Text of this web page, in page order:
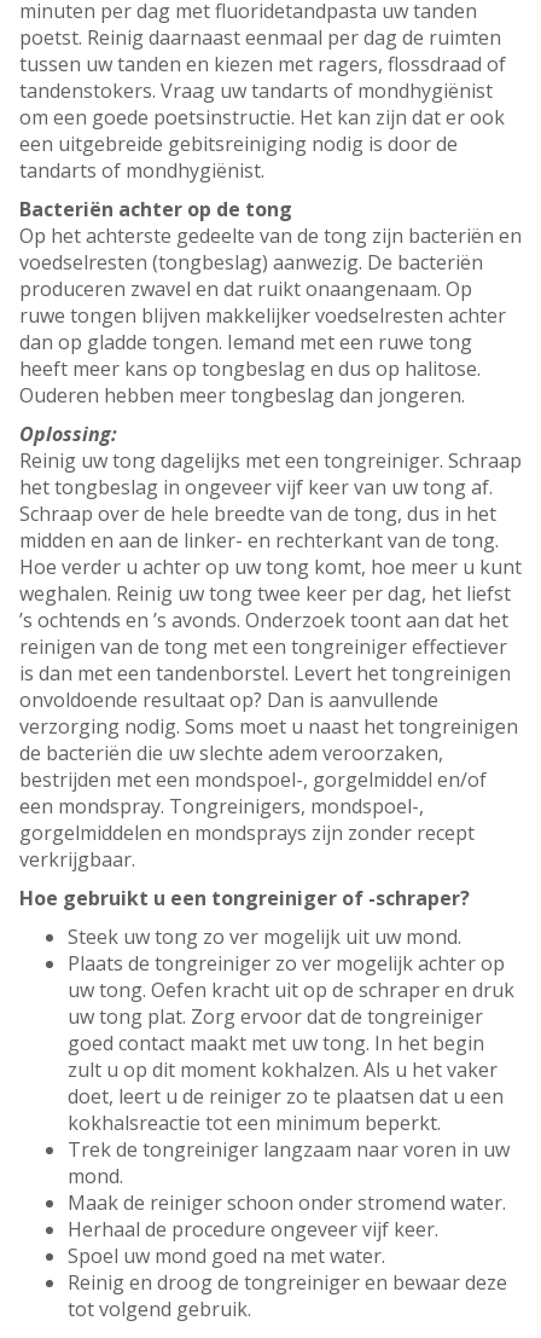
minuten per dag met fluoridetandpasta uw tanden
poetst. Reinig daarnaast eenmaal per dag de ruimten
tussen uw tanden en kiezen met ragers, flossdraad of
tandenstokers. Vraag uw tandarts of mondhygiënist
om een goede poetsinstructie. Het kan zijn dat er ook
een uitgebreide gebitsreiniging nodig is door de
tandarts of mondhygiënist.
Bacteriën achter op de tong
Op het achterste gedeelte van de tong zijn bacteriën en
voedselresten (tongbeslag) aanwezig. De bacteriën
produceren zwavel en dat ruikt onaangenaam. Op
ruwe tongen blijven makkelijker voedselresten achter
dan op gladde tongen. Iemand met een ruwe tong
heeft meer kans op tongbeslag en dus op halitose.
Ouderen hebben meer tongbeslag dan jongeren.
Oplossing:
Reinig uw tong dagelijks met een tongreiniger. Schraap
het tongbeslag in ongeveer vijf keer van uw tong af.
Schraap over de hele breedte van de tong, dus in het
midden en aan de linker- en rechterkant van de tong.
Hoe verder u achter op uw tong komt, hoe meer u kunt
weghalen. Reinig uw tong twee keer per dag, het liefst
’s ochtends en ’s avonds. Onderzoek toont aan dat het
reinigen van de tong met een tongreiniger effectiever
is dan met een tandenborstel. Levert het tongreinigen
onvoldoende resultaat op? Dan is aanvullende
verzorging nodig. Soms moet u naast het tongreinigen
de bacteriën die uw slechte adem veroorzaken,
bestrijden met een mondspoel-, gorgelmiddel en/of
een mondspray. Tongreinigers, mondspoel-,
gorgelmiddelen en mondsprays zijn zonder recept
verkrijgbaar.
Hoe gebruikt u een tongreiniger of -schraper?
Steek uw tong zo ver mogelijk uit uw mond.
Plaats de tongreiniger zo ver mogelijk achter op
uw tong. Oefen kracht uit op de schraper en druk
uw tong plat. Zorg ervoor dat de tongreiniger
goed contact maakt met uw tong. In het begin
zult u op dit moment kokhalzen. Als u het vaker
doet, leert u de reiniger zo te plaatsen dat u een
kokhalsreactie tot een minimum beperkt.
Trek de tongreiniger langzaam naar voren in uw
mond.
Maak de reiniger schoon onder stromend water.
Herhaal de procedure ongeveer vijf keer.
Spoel uw mond goed na met water.
Reinig en droog de tongreiniger en bewaar deze
tot volgend gebruik.